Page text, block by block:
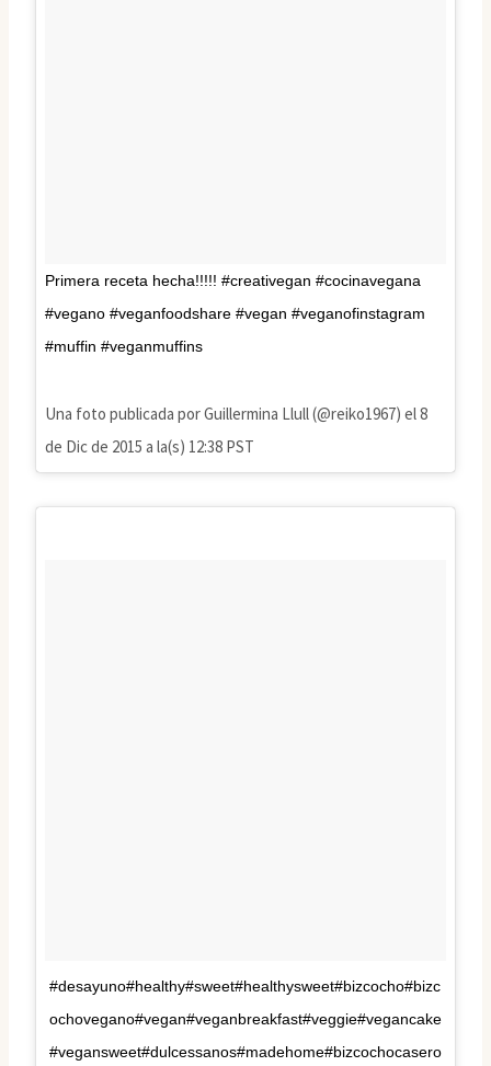
Primera receta hecha!!!!! #creativegan #cocinavegana
#vegano #veganfoodshare #vegan #veganofinstagram
#muffin #veganmuffins
Una foto publicada por Guillermina Llull (@reiko1967) el8
de Dic de 2015 a la(s) 12:38 PST
#desayuno#healthy#sweet#healthysweet#bizcocho#bizc
ochovegano#vegan#veganbreakfast#veggie#vegancake
#vegansweet#dulcessanos#madehome#bizcochocasero